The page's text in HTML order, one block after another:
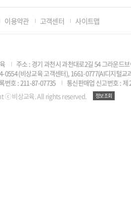
이용약관 고객센터 사이트맵
주소 : 경기 과천시 과천대로2길 54 그라운드
0554 (비상교육 고객센터), 1661-0777(AI디지털교
번호 : 211-87-07735
통신판매업 신고번호 :
ⓒ 비상교육. All rights reserved.
정보조회